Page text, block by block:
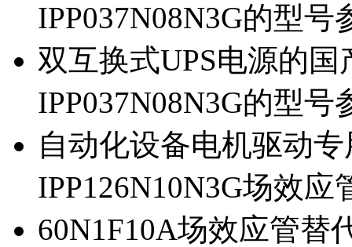
IPP037N08N3G的型号
双互换式UPS电源的
IPP037N08N3G的型号
自动化设备电机驱动
IPP126N10N3G场效应
60N1F10A场效应管替